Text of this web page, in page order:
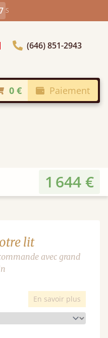
S
le pays
(646) 851-2943
0 € Paiement
1 644 €
lit
avec grand
En savoir plus